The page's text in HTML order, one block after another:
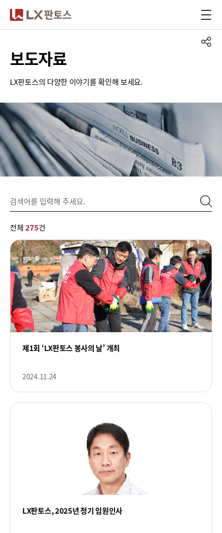
보도자료
LX판토스의 다양한 이야기를 확인해 보세요.
전체 275건
제1회 ‘LX판토스 봉사의 날’ 개최
2024.11.24
LX판토스, 2025년 정기 임원인사